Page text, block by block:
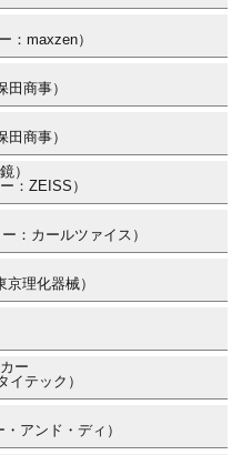
：maxzen）
商事）
商事）
）
：ZEISS）
：カールツァイス）
理化器械）
ー
テック）
アンド・ディ）